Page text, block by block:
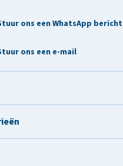
ons een WhatsApp bericht
ons een e-mail